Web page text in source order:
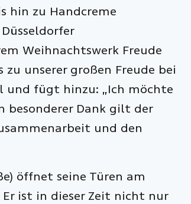
hin zu Handcreme
Weihnachtswerk Freude
unserer großen Freude bei
und fügt hinzu: „Ich möchte
besonderer Dank gilt der
und den
öffnet seine Türen am
ist in dieser Zeit nicht nur